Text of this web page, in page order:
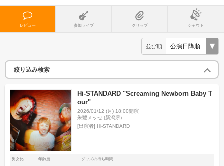
レビュー 参加ライブ クリップ シャウト
並び順
絞り込み検索
Hi-STANDARD "Screaming Newborn Baby T
our"
2026/01/12 (月) 18:00開演
朱鷺メッセ (新潟県)
[出演者] Hi-STANDARD
男女比 年齢層 グッズの待ち時間